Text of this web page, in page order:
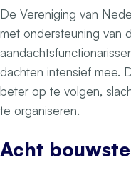
De Vereniging van
met ondersteuning van
dachten intensief mee.
beter op te volgen,
te organiseren.
Acht